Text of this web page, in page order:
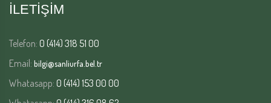
İLETİŞİM
Telefon: 0 (414) 318 51 00
Email: bilgi@sanliurfa.bel.tr
Whatasapp: 0 (414) 153 00 00